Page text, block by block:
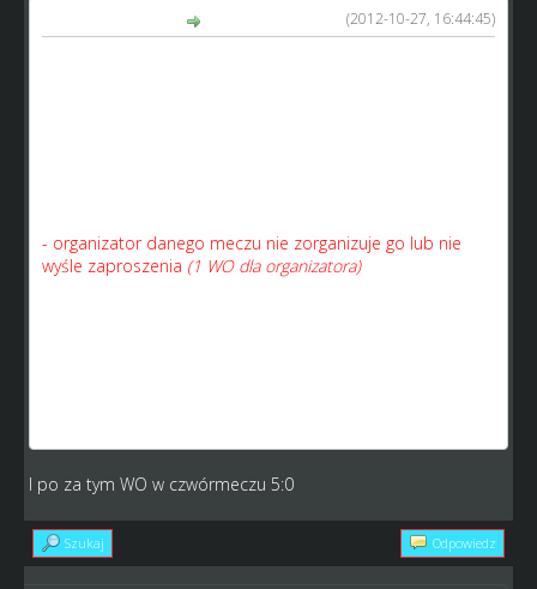
(2012-10-27, 16:44:45)
- organizator danego meczu nie zorganizuje go lub nie
wyśle zaproszenia (1 WO dla organizatora)
I po za tym WO w czwórmeczu 5:0
Szukaj Odpowiedz